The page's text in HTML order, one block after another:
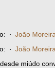
· João
· João
miúdo